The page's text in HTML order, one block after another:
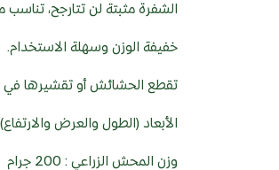
الشفرة مثبتة لن تتارجح،
خفيفة الوزن وسهلة الاستخدام.
تقطع الحشائش أو تقشيرها في
الأبعاد (الطول والعرض والارتفاع)
وزن المحش الزراعي : 200 جرام